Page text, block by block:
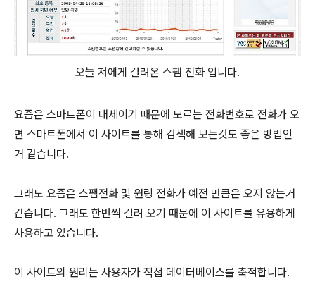
오늘 저에게 걸려온 스팸 전화 입니다.
요즘은 스마트폰이 대세이기 때문에 모르는 전화번호로 전화가 오
면 스마트폰에서 이 사이트를 통해 검색해 보는것도 좋은 방법인
거 같습니다.
그래도 요즘은 스팸전화 및 원링 전화가 예전 만큼은 오지 않는거
같습니다. 그래도 한번씩 걸려 오기 때문에 이 사이트를 유용하게
사용하고 있습니다.
이 사이트의 원리는 사용자가 직접 데이터베이스를 축적합니다.